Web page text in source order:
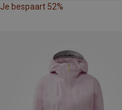
Je bespaart 52%